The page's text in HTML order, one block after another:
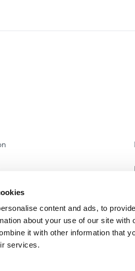
content and ads, to
about your use of our site
it with other information that
services.
Ismételt Kérdések